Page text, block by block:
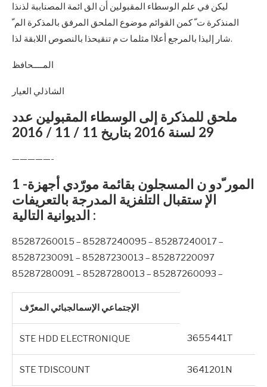
ليكن في علم الوسطاء المقبولين أن الق ائمة المصناببة لذنذا
المنذكرة ت ّ كمن القوائم موضوع الملحق المرفق بالمذكرة الم ّ
شار إليذا بالمرجع أعلاا مثلما ت م تنقيحذا بالنصوص اللابقة لذا.
المــــحافظ
الشاذلي العيار
ملحق للمذكرة إلى الوسطاء المقبولين عدد
29 لسنة 2016 بتاريخ 11 / 11 / 2016
—————-
1 -المور ّدو ن المسجلون بقائمة مورّدي أجهزة
الإ ستقبال التلفزية المدرجة بالتعريفات
الديوانية التالية :
85287260015 – 85287240095 – 85287240017 –
85287230091 – 85287230013 – 85287220097
85287280091 – 85287280013 – 85287260093 –
الإجتماعي الإسمالجبائي المعرّف
STE HDD ELECTRONIQUE 3655441T
STE TDISCOUNT 3641201N